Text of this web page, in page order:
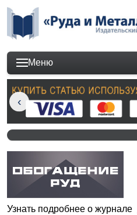
Меню
Узнать подробнее о журнале